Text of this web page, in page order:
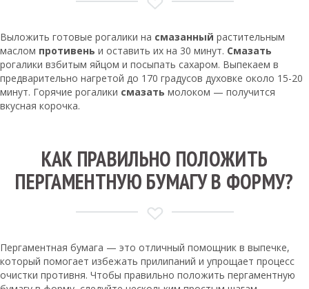
Выложить готовые рогалики на смазанный растительным
маслом противень и оставить их на 30 минут. Смазать
рогалики взбитым яйцом и посыпать сахаром. Выпекаем в
предварительно нагретой до 170 градусов духовке около 15-20
минут. Горячие рогалики смазать молоком — получится
вкусная корочка.
КАК ПРАВИЛЬНО ПОЛОЖИТЬ
ПЕРГАМЕНТНУЮ БУМАГУ В ФОРМУ?
Пергаментная бумага — это отличный помощник в выпечке,
который помогает избежать прилипаний и упрощает процесс
очистки противня. Чтобы правильно положить пергаментную